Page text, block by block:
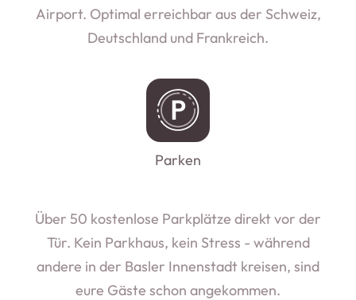
Airport. Optimal erreichbar aus der Schweiz,
Deutschland und Frankreich.
Parken
Über 50 kostenlose Parkplätze direkt vor der
Tür. Kein Parkhaus, kein Stress - während
andere in der Basler Innenstadt kreisen, sind
eure Gäste schon angekommen.